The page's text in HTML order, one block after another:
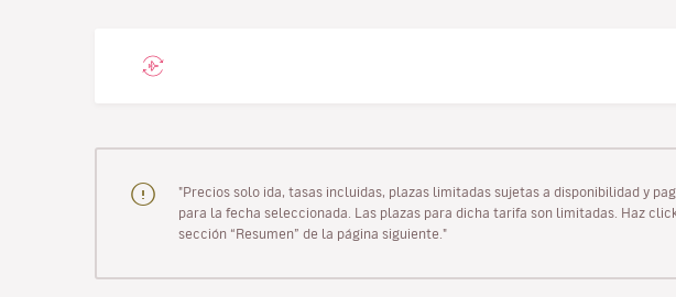
"Precios solo ida, tasas incluidas, plazas limitadas sujetas a disponibilidad y
para la fecha seleccionada. Las plazas para dicha tarifa son limitadas. Haz
sección “Resumen” de la página siguiente."